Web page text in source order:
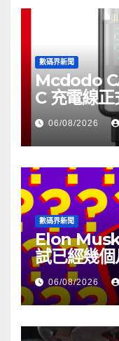
數碼界新聞
Mcdodo
C 充電線
06/08/2026
數碼界新聞
Elon
試已經幾
06/08/2026